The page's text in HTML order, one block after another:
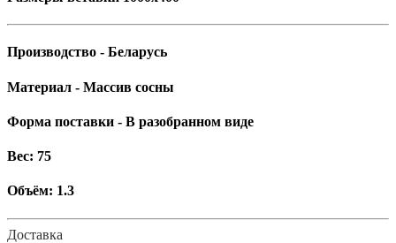
Производство - Беларусь
Материал - Массив сосны
Форма поставки - В разобранном виде
Вес: 75
Объём: 1.3
Доставка